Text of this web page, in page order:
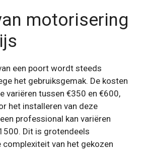
motorisering
een poort wordt steeds
het gebruiksgemak. De kosten
variëren tussen €350 en €600,
het installeren van deze
professional kan variëren
Dit is grotendeels
complexiteit van het gekozen